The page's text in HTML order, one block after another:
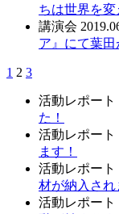
ちは世界を
講演会
ア』にて葉
1 2 3
活動レポート
た！
活動レポート
ます！
活動レポート
材が納入され
活動レポート